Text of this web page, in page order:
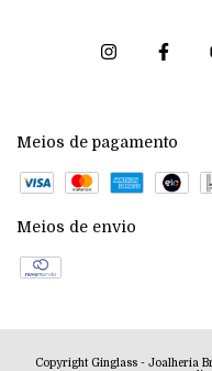
Meios de pagamento
Meios de envio
Copyright Ginglass - Joalheria